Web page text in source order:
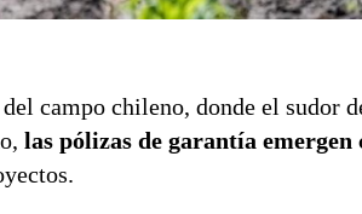
campo chileno, donde el sudor
las pólizas de garantía